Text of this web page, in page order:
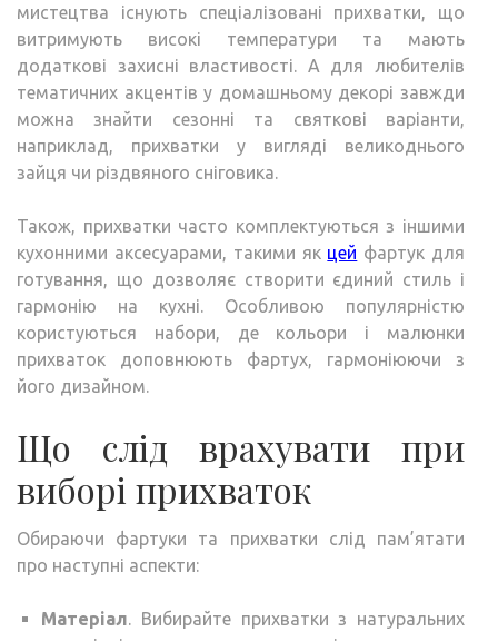
мистецтва існують спеціалізовані прихватки, що
витримують високі температури та мають
додаткові захисні властивості. А для любителів
тематичних акцентів у домашньому декорі завжди
можна знайти сезонні та святкові варіанти,
наприклад, прихватки у вигляді великоднього
зайця чи різдвяного сніговика.
Також, прихватки часто комплектуються з іншими
кухонними аксесуарами, такими як цей фартук для
готування, що дозволяє створити єдиний стиль і
гармонію на кухні. Особливою популярністю
користуються набори, де кольори і малюнки
прихваток доповнюють фартух, гармоніюючи з
його дизайном.
Що слід врахувати при
виборі прихваток
Обираючи фартуки та прихватки слід пам’ятати
про наступні аспекти:
Матеріал. Вибирайте прихватки з натуральних